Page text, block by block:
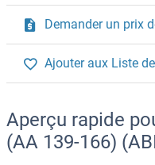
Demander un prix
Ajouter aux Liste
Aperçu rapide
(AA 139-166)